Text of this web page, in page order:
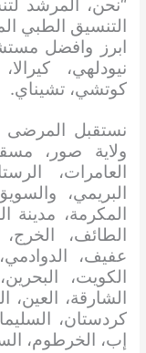
“نحن، المرشد
التنسيق الطبي
ابرز وافضل
نيودلهي،
كوتشي، تشيناي.
نستقبل
ولاية صور،
العامرات،
البريمي،
المكرمة، مدينة
الطائف، الخرج،
عفيف،
الكويت،
الشارقة، العين،
كردستان،
إب، الخرطوم،